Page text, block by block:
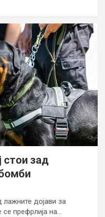
стои зад
лажните дојави за
префрлија на…